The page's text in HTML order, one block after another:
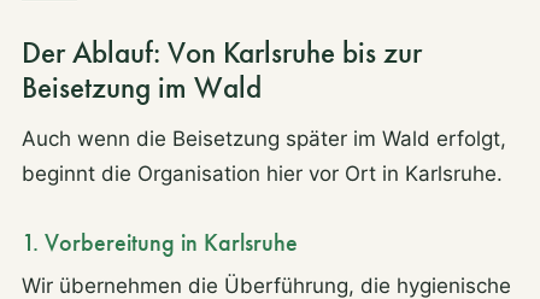
Der Ablauf: Von Karlsruhe bis zur
Beisetzung im Wald
Auch wenn die Beisetzung später im Wald erfolgt,
beginnt die Organisation hier vor Ort in Karlsruhe.
1. Vorbereitung in Karlsruhe
Wir übernehmen die Überführung, die hygienische